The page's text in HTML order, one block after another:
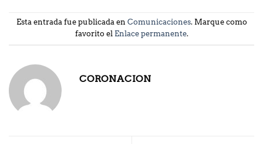
Esta entrada fue publicada en Comunicaciones. Marque como
favorito el Enlace permanente.
CORONACION